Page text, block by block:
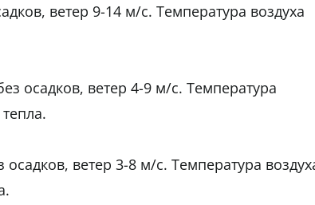
ветер 9-14 м/с. Температура воздуха
осадков, ветер 4-9 м/с. Температура
ветер 3-8 м/с. Температура